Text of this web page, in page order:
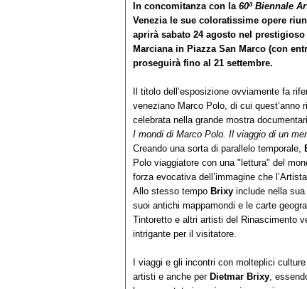
In concomitanza con la 60ª Biennale
Venezia le sue coloratissime opere
aprirà sabato 24 agosto nel
Marciana in Piazza San Marco (con
proseguirà fino al 21 settembre.
Il titolo dell’esposizione ovviamente fa
veneziano Marco Polo, di cui quest’anno
celebrata nella grande mostra
I mondi di Marco Polo. Il viaggio di un
Creando una sorta di parallelo temporale,
Polo viaggiatore con una "lettura" del
forza evocativa dell’immagine che
Allo stesso tempo Brixy include nella
suoi antichi mappamondi e le carte
Tintoretto e altri artisti del Rinascimento
intrigante per il visitatore.
I viaggi e gli incontri con molteplici
artisti e anche per Dietmar Brixy,